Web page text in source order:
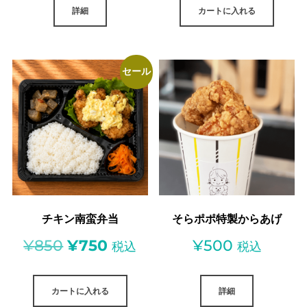
詳細 カートに入れる
セール
チキン南蛮弁当
¥850 元
の
価
¥750 現
在
の
税込
カートに入れる
そらポポ特製からあげ
¥500 税込
詳細